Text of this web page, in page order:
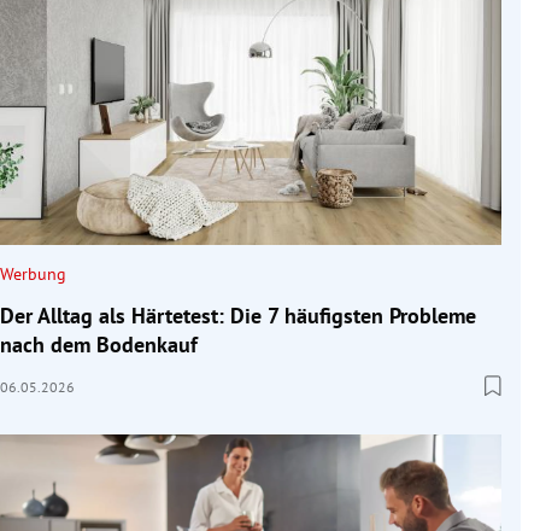
Werbung
Der Alltag als Härtetest: Die 7 häufigsten Probleme
nach dem Bodenkauf
06.05.2026